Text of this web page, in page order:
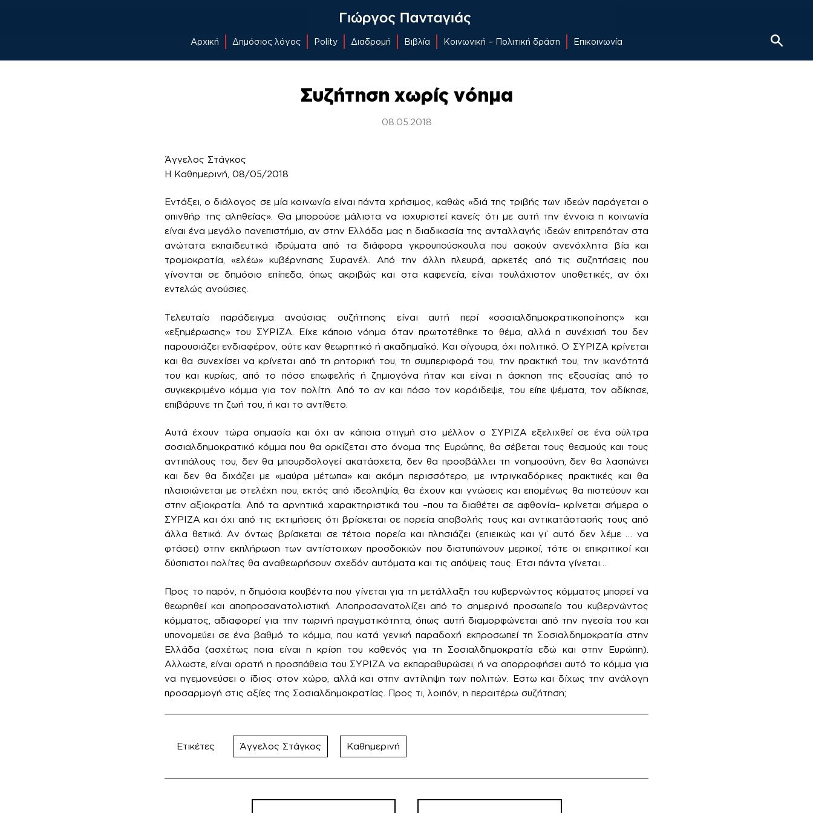
Αρχική Δημόσιος λόγος Polity Διαδρομή Βιβλία Κοινωνική – Πολιτική δράση Επικοινωνία
Συζήτηση χωρίς νόημα
08.05.2018
Άγγελος Στάγκος
Η Καθημερινή, 08/05/2018
Εντάξει, ο διάλογος σε μία κοινωνία είναι πάντα χρήσιμος, καθώς «διά της τριβής των ιδεών παράγεται ο
σπινθήρ της αληθείας». Θα μπορούσε μάλιστα να ισχυριστεί κανείς ότι με αυτή την έννοια η κοινωνία
είναι ένα μεγάλο πανεπιστήμιο, αν στην Ελλάδα μας η διαδικασία της ανταλλαγής ιδεών επιτρεπόταν στα
ανώτατα εκπαιδευτικά ιδρύματα από τα διάφορα γκρουπούσκουλα που ασκούν ανενόχλητα βία και
τρομοκρατία, «ελέω» κυβέρνησης Συρανέλ. Από την άλλη πλευρά, αρκετές από τις συζητήσεις που
γίνονται σε δημόσιο επίπεδα, όπως ακριβώς και στα καφενεία, είναι τουλάχιστον υποθετικές, αν όχι
εντελώς ανούσιες.
Τελευταίο παράδειγμα ανούσιας συζήτησης είναι αυτή περί «σοσιαλδημοκρατικοποίησης» και
«εξημέρωσης» του ΣΥΡΙΖΑ. Είχε κάποιο νόημα όταν πρωτοτέθηκε το θέμα, αλλά η συνέχισή του δεν
παρουσιάζει ενδιαφέρον, ούτε καν θεωρητικό ή ακαδημαϊκό. Και σίγουρα, όχι πολιτικό. Ο ΣΥΡΙΖΑ κρίνεται
και θα συνεχίσει να κρίνεται από τη ρητορική του, τη συμπεριφορά του, την πρακτική του, την ικανότητά
του και κυρίως, από το πόσο επωφελής ή ζημιογόνα ήταν και είναι η άσκηση της εξουσίας από το
συγκεκριμένο κόμμα για τον πολίτη. Από το αν και πόσο τον κορόιδεψε, του είπε ψέματα, τον αδίκησε,
επιβάρυνε τη ζωή του, ή και το αντίθετο.
Αυτά έχουν τώρα σημασία και όχι αν κάποια στιγμή στο μέλλον ο ΣΥΡΙΖΑ εξελιχθεί σε ένα ούλτρα
σοσιαλδημοκρατικό κόμμα που θα ορκίζεται στο όνομα της Ευρώπης, θα σέβεται τους θεσμούς και τους
αντιπάλους του, δεν θα μπουρδολογεί ακατάσχετα, δεν θα προσβάλλει τη νοημοσύνη, δεν θα λασπώνει
και δεν θα διχάζει με «μαύρα μέτωπα» και ακόμη περισσότερο, με ιντριγκαδόρικες πρακτικές και θα
πλαισιώνεται με στελέχη που, εκτός από ιδεοληψία, θα έχουν και γνώσεις και επομένως θα πιστεύουν και
στην αξιοκρατία. Από τα αρνητικά χαρακτηριστικά του –που τα διαθέτει σε αφθονία– κρίνεται σήμερα ο
ΣΥΡΙΖΑ και όχι από τις εκτιμήσεις ότι βρίσκεται σε πορεία αποβολής τους και αντικατάστασής τους από
άλλα θετικά. Αν όντως βρίσκεται σε τέτοια πορεία και πλησιάζει (επιεικώς και γι’ αυτό δεν λέμε … να
φτάσει) στην εκπλήρωση των αντίστοιχων προσδοκιών που διατυπώνουν μερικοί, τότε οι επικριτικοί και
δύσπιστοι πολίτες θα αναθεωρήσουν σχεδόν αυτόματα και τις απόψεις τους. Ετσι πάντα γίνεται…
Προς το παρόν, η δημόσια κουβέντα που γίνεται για τη μετάλλαξη του κυβερνώντος κόμματος μπορεί να
θεωρηθεί και αποπροσανατολιστική. Αποπροσανατολίζει από το σημερινό προσωπείο του κυβερνώντος
κόμματος, αδιαφορεί για την τωρινή πραγματικότητα, όπως αυτή διαμορφώνεται από την ηγεσία του και
υπονομεύει σε ένα βαθμό το κόμμα, που κατά γενική παραδοχή εκπροσωπεί τη Σοσιαλδημοκρατία στην
Ελλάδα (ασχέτως ποια είναι η κρίση του καθενός για τη Σοσιαλδημοκρατία εδώ και στην Ευρώπη).
Αλλωστε, είναι ορατή η προσπάθεια του ΣΥΡΙΖΑ να εκπαραθυρώσει, ή να απορροφήσει αυτό το κόμμα για
να ηγεμονεύσει ο ίδιος στον χώρο, αλλά και στην αντίληψη των πολιτών. Εστω και δίχως την ανάλογη
προσαρμογή στις αξίες της Σοσιαλδημοκρατίας. Προς τι, λοιπόν, η περαιτέρω συζήτηση;
Ετικέτες Άγγελος Στάγκος Καθημερινή
Πλοήγηση